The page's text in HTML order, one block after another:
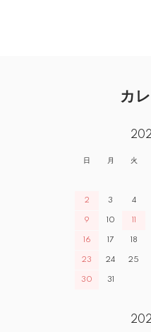
カ
日 月 火
2 3 4
9 10 11
16 17 18
23 24 25
30 31